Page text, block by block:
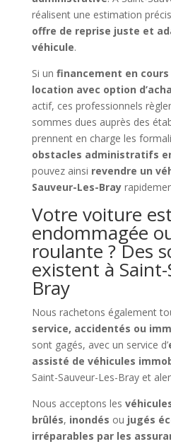
réalisent une estimation
offre de reprise juste et
véhicule.
Si un financement en
location avec option
actif, ces professionnels
sommes dues auprès des
prennent en charge les
obstacles administratifs
pouvez ainsi revendre un
Sauveur-Les-Bray
Votre voiture est
endommagée
roulante ? Des
existent à
Bray
Nous rachetons également
service, accidentés ou
sont gagés, avec un service d’
assisté de véhicules
Saint-Sauveur-Les-Bray et
Nous acceptons les
brûlés, inondés ou jugés
irréparables par les